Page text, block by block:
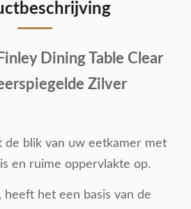
Dining Table Clear
Zilver
de blik van uw eetkamer met
en ruime oppervlakte op.
heeft het een basis van de